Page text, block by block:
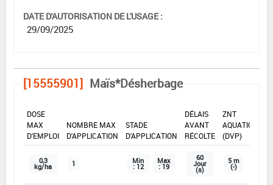
DATE D'AUTORISATION DE L'USAGE :
29/09/2025
[15555901] Maïs*Désherbage
DOSE
MAX
D'EMPLOI
NOMBRE MAX
D'APPLICATION
STADE
D'APPLICATION
DÉLAIS
AVANT
RÉCOLTE
ZNT
AQUATIQUE
(DVP)
0,3
kg/ha 1 Min
: 12
Max
: 19
60
Jour
(s)
5 m
(-)